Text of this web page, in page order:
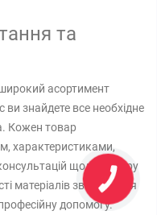
та
асортимент
ви знайдете все необхідне
Кожен товар
характеристиками,
щодо вибору
матеріалів звертайтеся
допомогу.